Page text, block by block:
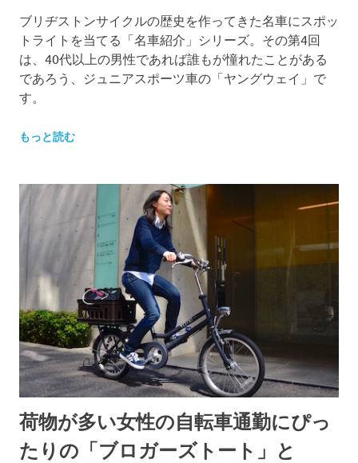
ブリヂストンサイクルの歴史を作ってきた名車にスポッ
トライトを当てる「名車紹介」シリーズ。その第4回
は、40代以上の男性であれば誰もが憧れたことがある
であろう、ジュニアスポーツ車の「ヤングウェイ」で
す。
もっと読む
荷物が多い女性の自転車通勤にぴっ
たりの「ブロガーズトート」と